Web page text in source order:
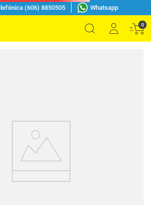
(606) 8850505 Whatsapp
0